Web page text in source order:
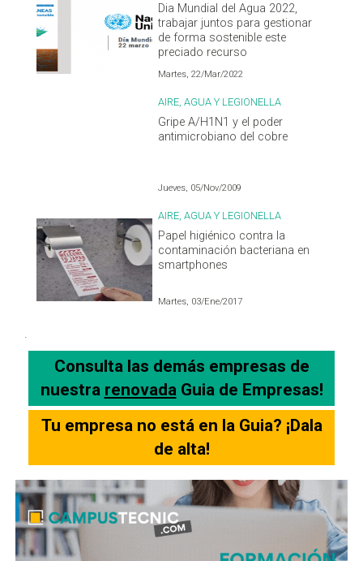
Dia Mundial del Agua 2022,
trabajar juntos para gestionar
de forma sostenible este
preciado recurso
Martes, 22/Mar/2022
AIRE, AGUA Y LEGIONELLA
Gripe A/H1N1 y el poder
antimicrobiano del cobre
Jueves, 05/Nov/2009
AIRE, AGUA Y LEGIONELLA
Papel higiénico contra la
contaminación bacteriana en
smartphones
Martes, 03/Ene/2017
.
Consulta las demás empresas de
nuestra renovadaGuia de Empresas!
Tu empresa no está en la Guia? ¡Dala
de alta!